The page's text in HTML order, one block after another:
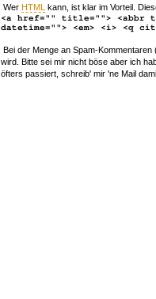
Wer HTML kann, ist klar im Vorteil.
<a href="" title=""> <abbr
datetime=""> <em> <i> <q
Bei der Menge an Spam-
wird. Bitte sei mir nicht böse aber ich
öfters passiert, schreib' mir 'ne Mail